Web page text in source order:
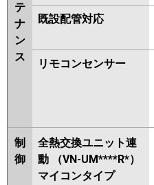
テ
ナ
ン
ス
既設配管対応
リモコンセンサー
制
御
全熱交換ユニット連
動 （VN-UM****R*）
マイコンタイプ